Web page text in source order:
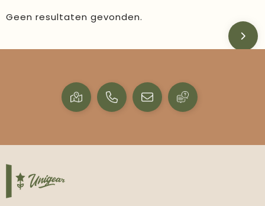
Geen resultaten gevonden.